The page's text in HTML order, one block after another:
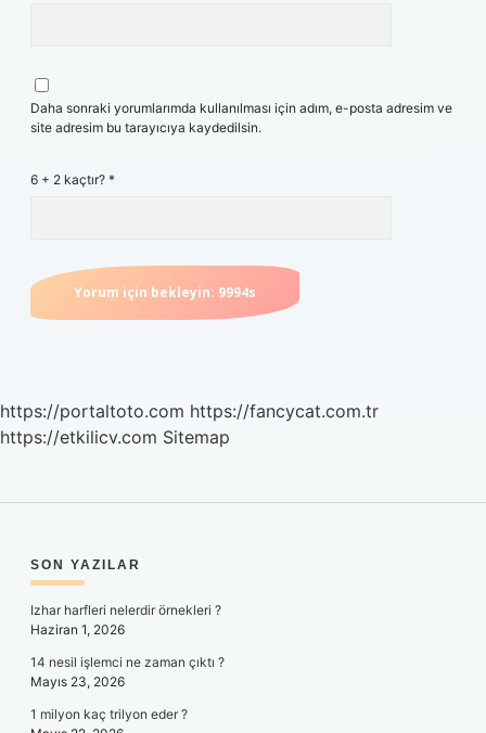
Daha sonraki yorumlarımda kullanılması için adım, e-posta adresim ve
site adresim bu tarayıcıya kaydedilsin.
6 + 2 kaçtır? *
https://portaltoto.com https://fancycat.com.tr
https://etkilicv.com Sitemap
SIDEBAR
SON YAZILAR
Izhar harfleri nelerdir örnekleri ?
Haziran 1, 2026
14 nesil işlemci ne zaman çıktı ?
Mayıs 23, 2026
1 milyon kaç trilyon eder ?